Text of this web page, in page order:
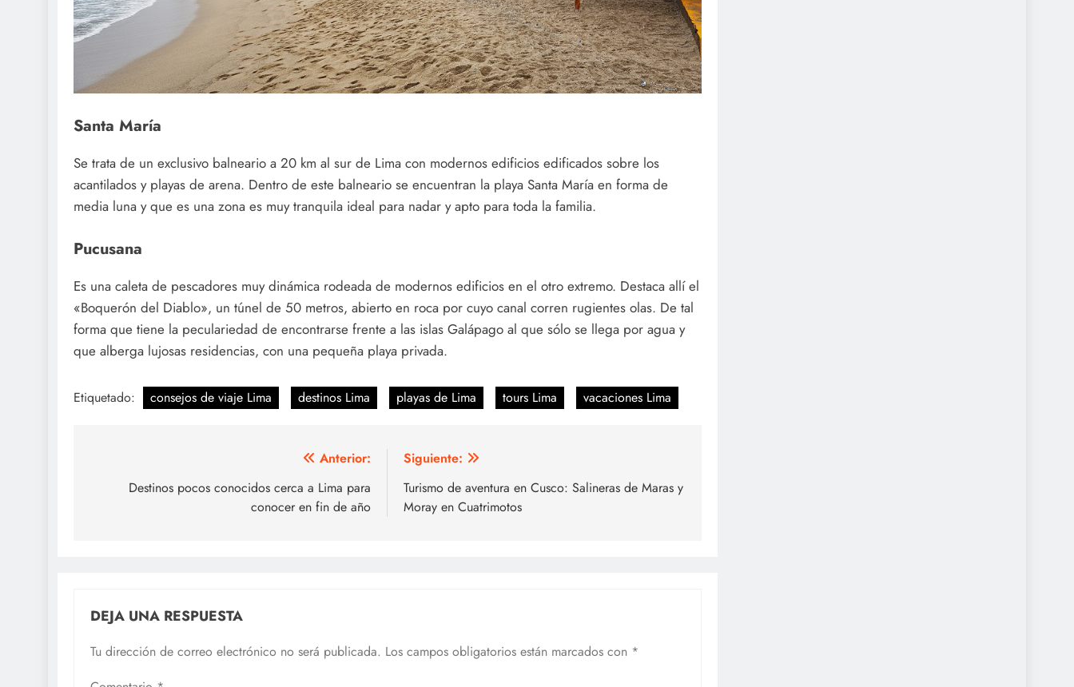
Santa María
Se trata de un exclusivo balneario a 20 km al sur de Lima con modernos edificios edificados sobre los
acantilados y playas de arena. Dentro de este balneario se encuentran la playa Santa María en forma de
media luna y que es una zona es muy tranquila ideal para nadar y apto para toda la familia.
Pucusana
Es una caleta de pescadores muy dinámica rodeada de modernos edificios en el otro extremo. Destaca allí el
«Boquerón del Diablo», un túnel de 50 metros, abierto en roca por cuyo canal corren rugientes olas. De tal
forma que tiene la peculariedad de encontrarse frente a las islas Galápago al que sólo se llega por agua y
que alberga lujosas residencias, con una pequeña playa privada.
Etiquetado: consejos de viaje Lima destinos Lima playas de Lima tours Lima vacaciones Lima
Anterior:
Destinos pocos conocidos cerca a Lima para
conocer en fin de año
Siguiente:
Turismo de aventura en Cusco: Salineras de Maras y
Moray en Cuatrimotos
DEJA UNA RESPUESTA
Tu dirección de correo electrónico no será publicada. Los campos obligatorios están marcados con *